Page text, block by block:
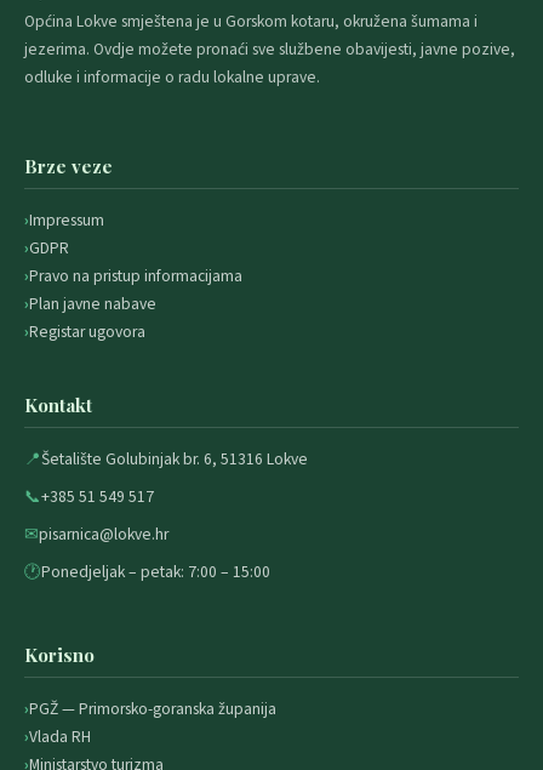
Općina Lokve smještena je u Gorskom kotaru, okružena šumama i
jezerima. Ovdje možete pronaći sve službene obavijesti, javne pozive,
odluke i informacije o radu lokalne uprave.
Brze veze
Impressum
GDPR
Pravo na pristup informacijama
Plan javne nabave
Registar ugovora
Kontakt
📍Šetalište Golubinjak br. 6, 51316 Lokve
📞+385 51 549 517
✉pisarnica@lokve.hr
🕐Ponedjeljak – petak: 7:00 – 15:00
Korisno
PGŽ — Primorsko-goranska županija
Vlada RH
Ministarstvo turizma